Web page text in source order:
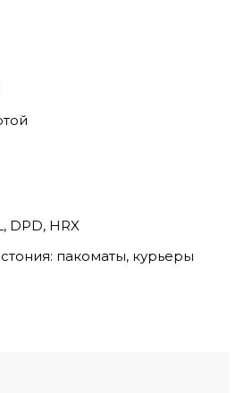
DPD, HRX
пакоматы, курьеры